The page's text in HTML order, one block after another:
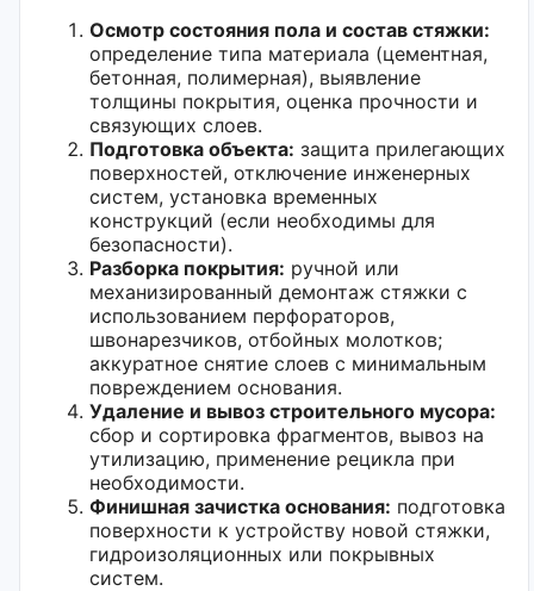
Осмотр состояния пола и состав стяжки:
определение типа материала (цементная,
бетонная, полимерная), выявление
толщины покрытия, оценка прочности и
связующих слоев.
Подготовка объекта: защита прилегающих
поверхностей, отключение инженерных
систем, установка временных
конструкций (если необходимы для
безопасности).
Разборка покрытия: ручной или
механизированный демонтаж стяжки с
использованием перфораторов,
швонарезчиков, отбойных молотков;
аккуратное снятие слоев с минимальным
повреждением основания.
Удаление и вывоз строительного мусора:
сбор и сортировка фрагментов, вывоз на
утилизацию, применение рецикла при
необходимости.
Финишная зачистка основания: подготовка
поверхности к устройству новой стяжки,
гидроизоляционных или покрывных
систем.